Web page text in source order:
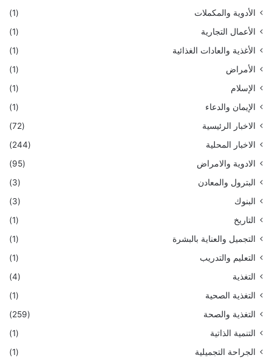
الأدوية والمكملات
(1)
الأعمال التجارية
(1)
الأغذية والعادات الغذائية
(1)
الأمراض
(1)
الإسلام
(1)
الإيمان والدعاء
(1)
الاخبار الرئيسية
(72)
الاخبار المحلية
(244)
الادوية والامراض
(95)
البترول والمعادن
(3)
البنوك
(3)
التاريخ
(1)
التجميل والعناية بالبشرة
(1)
التعليم والتدريب
(1)
التغذية
(4)
التغذية الصحية
(1)
التغذية والصحة
(259)
التنمية الذاتية
(1)
الجراحة التجميلية
(1)